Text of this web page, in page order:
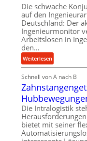
r
a
u
i
k
i
V
e
r
g
l
e
i
n
g
l
e
g
e
u
g
e
l
g
e
n
e
s
s
t
i
g
e
r
t
m
s
a
Die schwache
auf den
Deutschland: Der
Ingenieurmonitor
Arbeitslosen in
den…
Weiterlesen:
M
e
h
A
r
b
e
Schnell von A nach B
Die Intralogistik
bietet mit seiner